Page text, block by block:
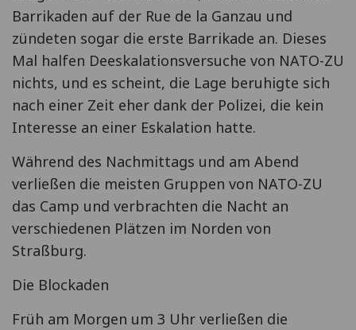
Barrikaden auf der Rue de la Ganzau und
zündeten sogar die erste Barrikade an. Dieses
Mal halfen Deeskalationsversuche von NATO-ZU
nichts, und es scheint, die Lage beruhigte sich
nach einer Zeit eher dank der Polizei, die kein
Interesse an einer Eskalation hatte.
Während des Nachmittags und am Abend
verließen die meisten Gruppen von NATO-ZU
das Camp und verbrachten die Nacht an
verschiedenen Plätzen im Norden von
Straßburg.
Die Blockaden
Früh am Morgen um 3 Uhr verließen die